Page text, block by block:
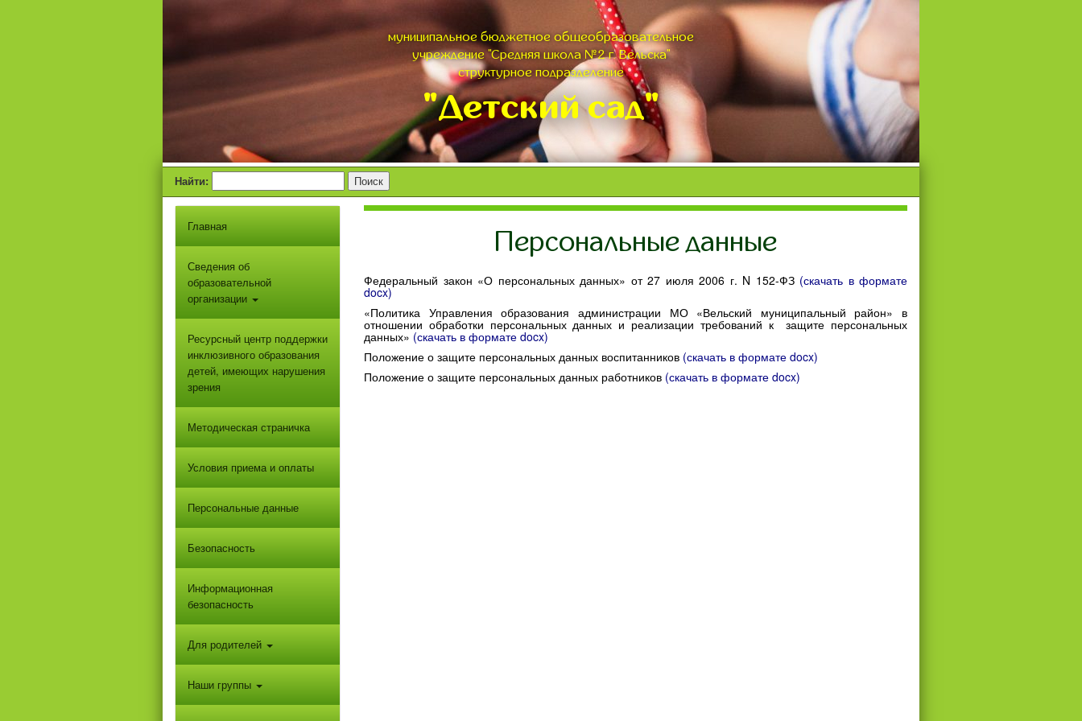
муниципальное бюджетное общеобразовательное
учреждение "Средняя школа №2 г. Вельска"
структурное подразделение
"Детский сад"
Найти:
Главная
Сведения об
образовательной
организации
Ресурсный центр поддержки
инклюзивного образования
детей, имеющих нарушения
зрения
Методическая страничка
Условия приема и оплаты
Персональные данные
Безопасность
Информационная
безопасность
Для родителей
Наши группы
Персональные данные
Федеральный закон «О персональных данных» от 27 июля 2006 г. N 152-ФЗ (скачать в формате
docx)
«Политика Управления образования администрации МО «Вельский муниципальный район» в
отношении обработки персональных данных и реализации требований к защите персональных
данных» (скачать в формате docx)
Положение о защите персональных данных воспитанников (скачать в формате docx)
Положение о защите персональных данных работников (скачать в формате docx)